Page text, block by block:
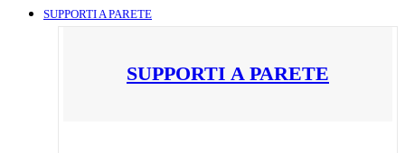
SUPPORTI A PARETE
SUPPORTI A PARETE